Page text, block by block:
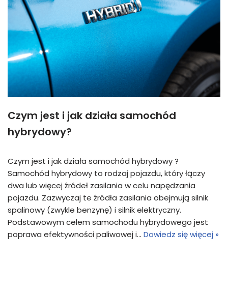
Czym jest i jak działa samochód
hybrydowy?
Czym jest i jak działa samochód hybrydowy ?
Samochód hybrydowy to rodzaj pojazdu, który łączy
dwa lub więcej źródeł zasilania w celu napędzania
pojazdu. Zazwyczaj te źródła zasilania obejmują silnik
spalinowy (zwykle benzynę) i silnik elektryczny.
Podstawowym celem samochodu hybrydowego jest
poprawa efektywności paliwowej i… Dowiedz się więcej »